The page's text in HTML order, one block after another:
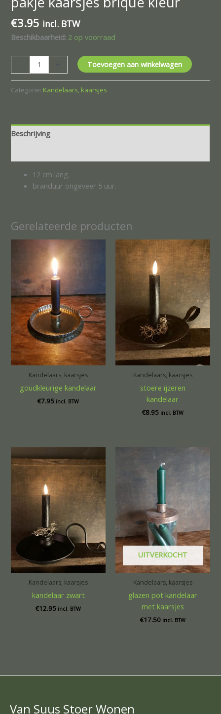
€3.95 incl. BTW
Beschikbaarheid: 2 op voorraad
Toevoegen aan winkelwagen
Categorie: Kandelaars, kaarsjes
Beschrijving
12 cm lang.
branduur ongeveer 5 uur.
Gerelateerde producten
Kandelaars, kaarsjes
goudkleurige kandelaar
€7.95 incl. BTW
Kandelaars, kaarsjes
stoere ijzeren
kandelaar
€8.95 incl. BTW
Kandelaars, kaarsjes
kandelaar zwart
€12.95 incl. BTW
UITVERKOCHT
Kandelaars, kaarsjes
glazen pot kandelaar
met kaarsjes
€17.50 incl. BTW
Van Suus Stoer Wonen